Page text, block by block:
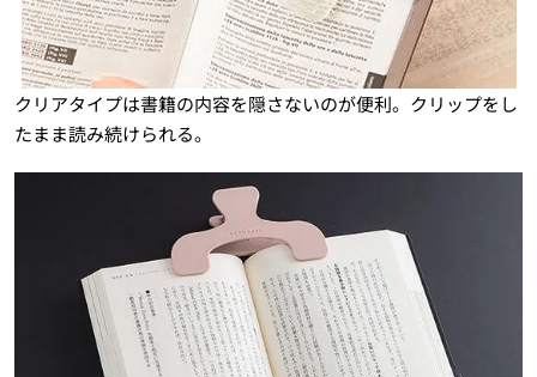
クリアタイプは書籍の内容を隠さないのが便利。クリップをし
たまま読み続けられる。